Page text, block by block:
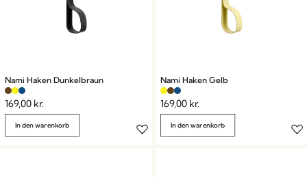
Nami Haken Dunkelbraun
169,00 kr.
In den warenkorb
Nami Haken Gelb
169,00 kr.
In den warenkorb